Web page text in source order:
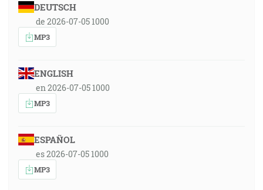
DEUTSCH
de 2026-07-05 1000
MP3
ENGLISH
en 2026-07-05 1000
MP3
ESPAÑOL
es 2026-07-05 1000
MP3